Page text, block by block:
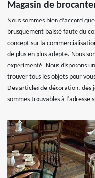
Magasin de
Nous sommes bien d’accord
brusquement baissé faute du
concept sur la
de plus en plus adepte. Nous
expérimenté. Nous disposons
trouver tous les objets pour
Des articles de décoration, des
sommes trouvables à l’adresse